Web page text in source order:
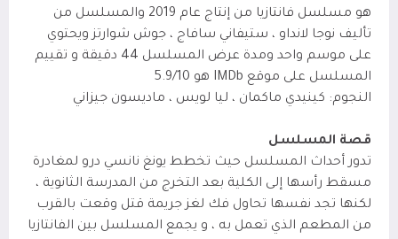
هو مسلسل فانتازيا من إنتاج عام 2019 والمسلسل من
تأليف نوجا لانداو ، ستيفاني سافاج ، جوش شوارتز ويحتوي
على موسم واحد ومدة عرض المسلسل 44 دقيقة و تقييم
المسلسل على موقع IMDb
هو 5.9/10
النجوم: كينيدي ماكمان ، ليا لويس ، ماديسون جيزاني
قصة المسلسل
تدور أحداث المسلسل حيث تخطط يونغ نانسي درو لمغادرة
مسقط رأسها إلى الكلية بعد التخرج من المدرسة الثانوية ،
لكنها تجد نفسها تحاول فك لغز جريمة قتل وقعت بالقرب
من المطعم الذي تعمل به ، و يجمع المسلسل بين الفانتازيا